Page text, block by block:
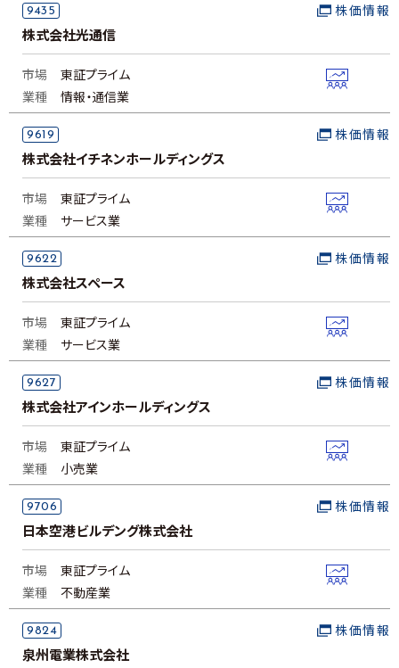
9435
株式会社光通信
株価情報
市場
東証プライム
業種
情報・通信業
9619
株式会社イチネンホールディングス
株価情報
市場
東証プライム
業種
サービス業
9622
株式会社スペース
株価情報
市場
東証プライム
業種
サービス業
9627
株式会社アインホールディングス
株価情報
市場
東証プライム
業種
小売業
9706
日本空港ビルデング株式会社
株価情報
市場
東証プライム
業種
不動産業
9824
泉州電業株式会社
株価情報